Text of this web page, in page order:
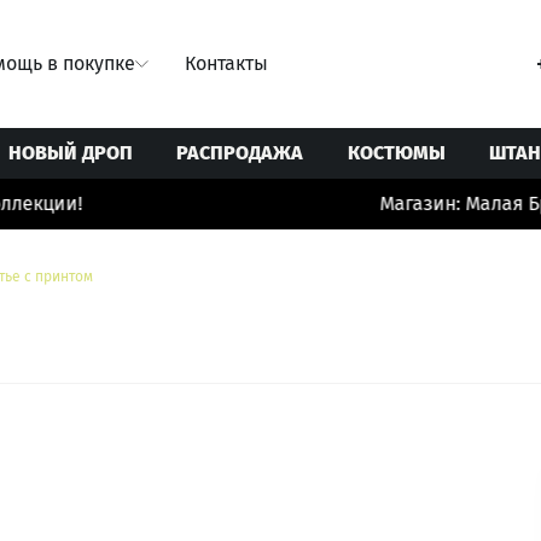
в покупке Контакты
Юбки
НОВЫЙ ДРОП РАСПРОДАЖА КОСТЮМЫ
Магазин: Малая
с принтом